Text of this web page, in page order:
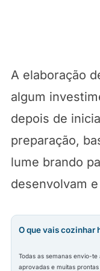
A elaboração
algum
depois de
preparação,
lume brando
desenvolvam
O que vais cozinhar
Todas as semanas envio-
aprovadas e muitas